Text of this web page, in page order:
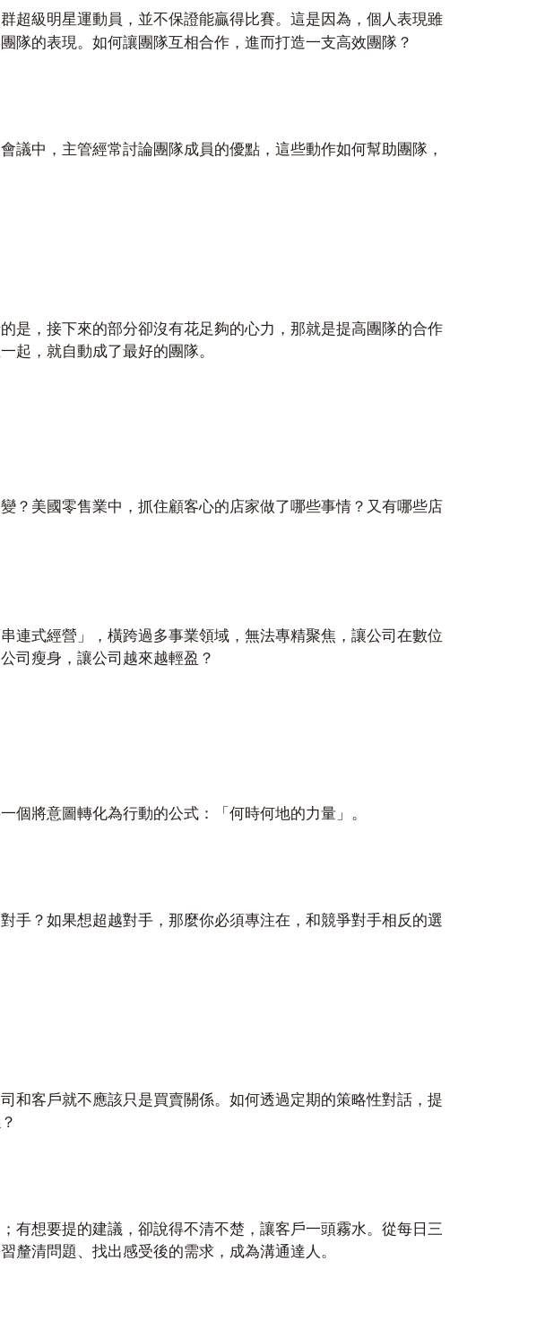
超級明星運動員，並不保證能贏得比賽。這是因為，個人表現雖
隊的表現。如何讓團隊互相合作，進而打造一支高效團隊？
議中，主管經常討論團隊成員的優點，這些動作如何幫助團隊，
是，接下來的部分卻沒有花足夠的心力，那就是提高團隊的合作
起，就自動成了最好的團隊。
？美國零售業中，抓住顧客心的店家做了哪些事情？又有哪些店
連式經營」，橫跨過多事業領域，無法專精聚焦，讓公司在數位
司瘦身，讓公司越來越輕盈？
個將意圖轉化為行動的公式：「何時何地的力量」。
手？如果想超越對手，那麼你必須專注在，和競爭對手相反的選
和客戶就不應該只是買賣關係。如何透過定期的策略性對話，提
有想要提的建議，卻說得不清不楚，讓客戶一頭霧水。從每日三
釐清問題、找出感受後的需求，成為溝通達人。